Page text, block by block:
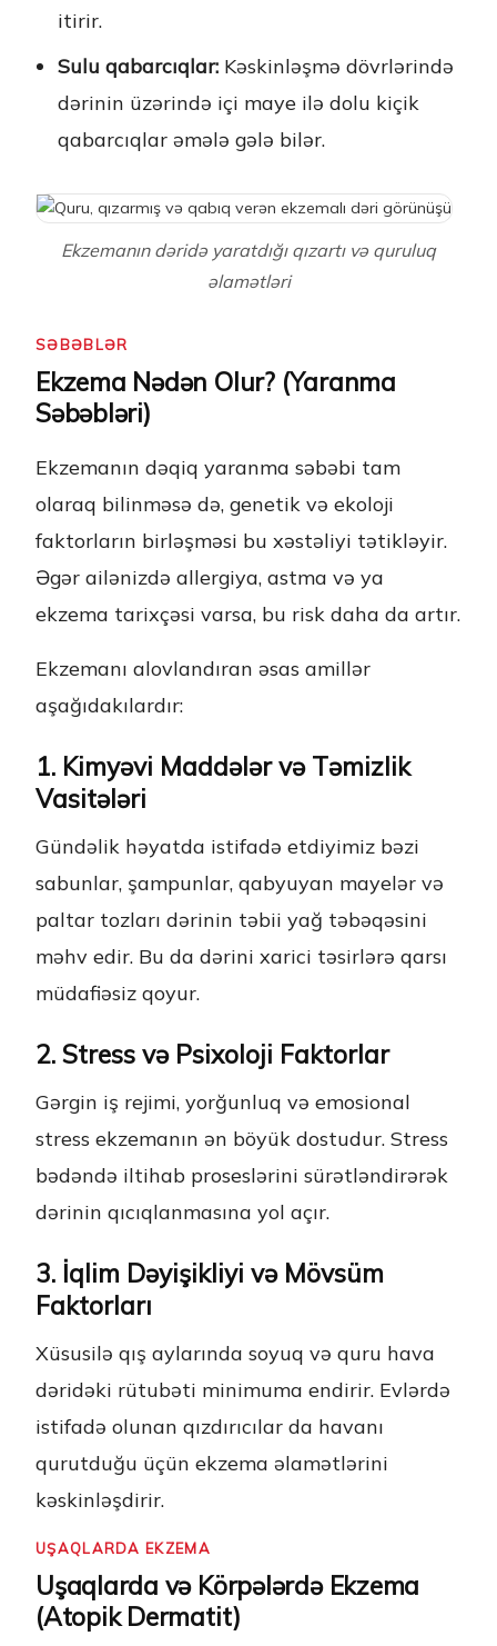
itirir.
Sulu qabarcıqlar: Kəskinləşmə dövrlərində
dərinin üzərində içi maye ilə dolu kiçik
qabarcıqlar əmələ gələ bilər.
Ekzemanın dəridə yaratdığı qızartı və quruluq
əlamətləri
SƏBƏBLƏR
Ekzema Nədən Olur? (Yaranma
Səbəbləri)
Ekzemanın dəqiq yaranma səbəbi tam
olaraq bilinməsə də, genetik və ekoloji
faktorların birləşməsi bu xəstəliyi tətikləyir.
Əgər ailənizdə allergiya, astma və ya
ekzema tarixçəsi varsa, bu risk daha da artır.
Ekzemanı alovlandıran əsas amillər
aşağıdakılardır:
1. Kimyəvi Maddələr və Təmizlik
Vasitələri
Gündəlik həyatda istifadə etdiyimiz bəzi
sabunlar, şampunlar, qabyuyan mayelər və
paltar tozları dərinin təbii yağ təbəqəsini
məhv edir. Bu da dərini xarici təsirlərə qarsı
müdafiəsiz qoyur.
2. Stress və Psixoloji Faktorlar
Gərgin iş rejimi, yorğunluq və emosional
stress ekzemanın ən böyük dostudur. Stress
bədəndə iltihab proseslərini sürətləndirərək
dərinin qıcıqlanmasına yol açır.
3. İqlim Dəyişikliyi və Mövsüm
Faktorları
Xüsusilə qış aylarında soyuq və quru hava
dəridəki rütubəti minimuma endirir. Evlərdə
istifadə olunan qızdırıcılar da havanı
qurutduğu üçün ekzema əlamətlərini
kəskinləşdirir.
UŞAQLARDA EKZEMA
Uşaqlarda və Körpələrdə Ekzema
(Atopik Dermatit)